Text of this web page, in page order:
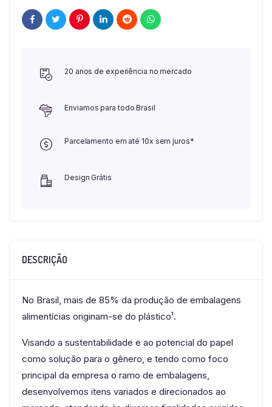
20 anos de experiência no mercado
Enviamos para todo Brasil
Parcelamento em até 10x sem juros*
Design Grátis
DESCRIÇÃO
No Brasil, mais de 85% da produção de embalagens
alimentícias originam-se do plástico¹.
Visando a sustentabilidade e ao potencial do papel
como solução para o gênero, e tendo como foco
principal da empresa o ramo de embalagens,
desenvolvemos itens variados e direcionados ao